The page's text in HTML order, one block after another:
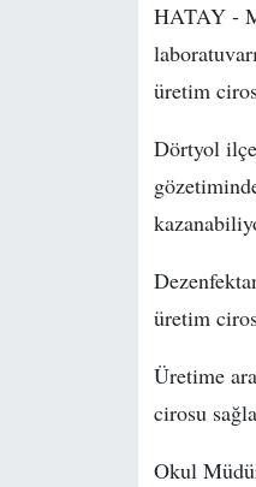
HATAY -
üretim
Dörtyol
üretim
Üretime
cirosu
Okul